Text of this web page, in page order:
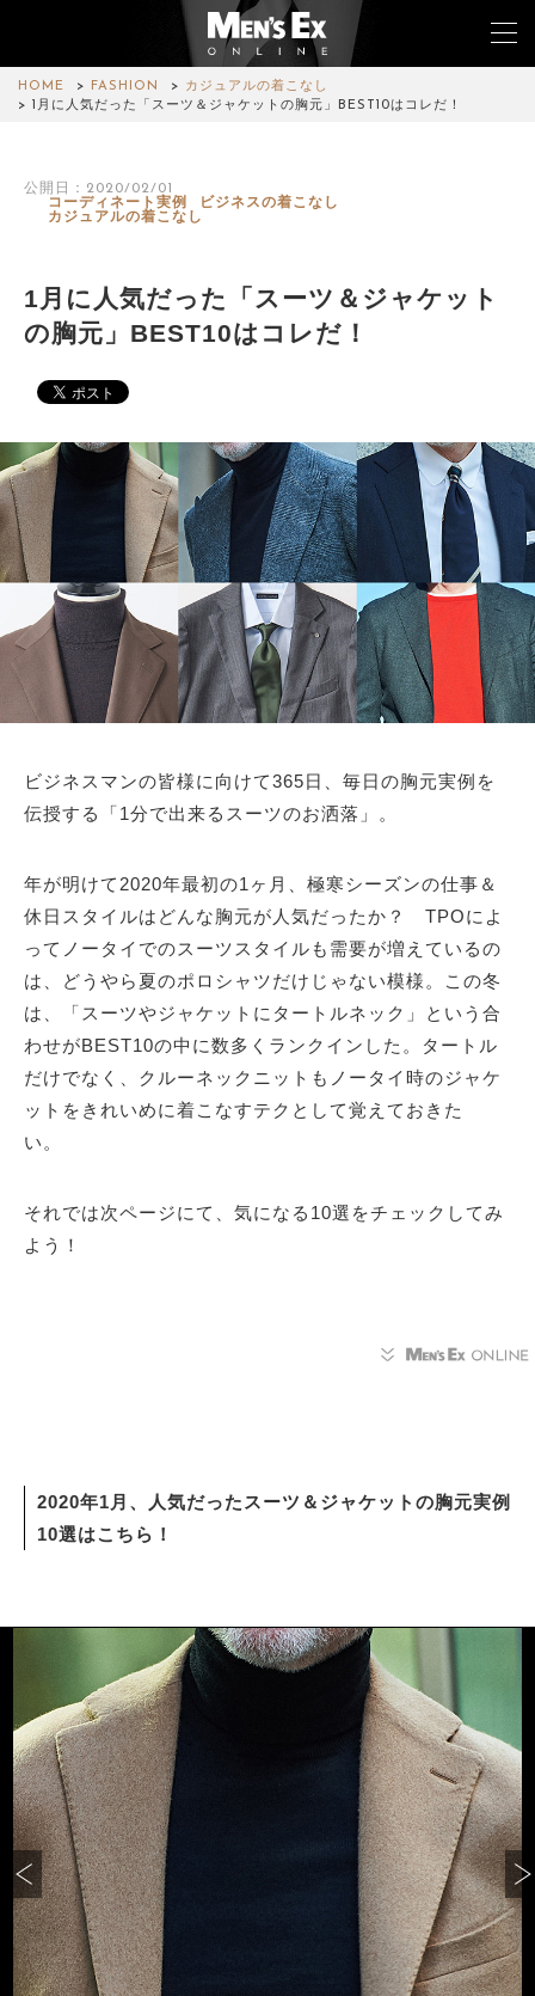
HOME FASHION
カジュアルの着こなし
1月に人気だった「スーツ＆ジャケットの胸元」BEST10はコレだ！
公開日：2020/02/01
コーディネート実例
ビジネスの着こなし
カジュアルの着こなし
1月に人気だった「スーツ＆ジャケット
の胸元」BEST10はコレだ！
ビジネスマンの皆様に向けて365日、毎日の胸元実例を
伝授する「1分で出来るスーツのお洒落」。
年が明けて2020年最初の1ヶ月、極寒シーズンの仕事＆
休日スタイルはどんな胸元が人気だったか？ TPOによ
ってノータイでのスーツスタイルも需要が増えているの
は、どうやら夏のポロシャツだけじゃない模様。この冬
は、「スーツやジャケットにタートルネック」という合
わせがBEST10の中に数多くランクインした。タートル
だけでなく、クルーネックニットもノータイ時のジャケ
ットをきれいめに着こなすテクとして覚えておきた
い。
それでは次ページにて、気になる10選をチェックしてみ
よう！
2020年1月、人気だったスーツ＆ジャケットの胸元実例
10選はこちら！
FASHION
CAR&BIKE
MAGAZINE
ABOUT SITE
サイトマップ